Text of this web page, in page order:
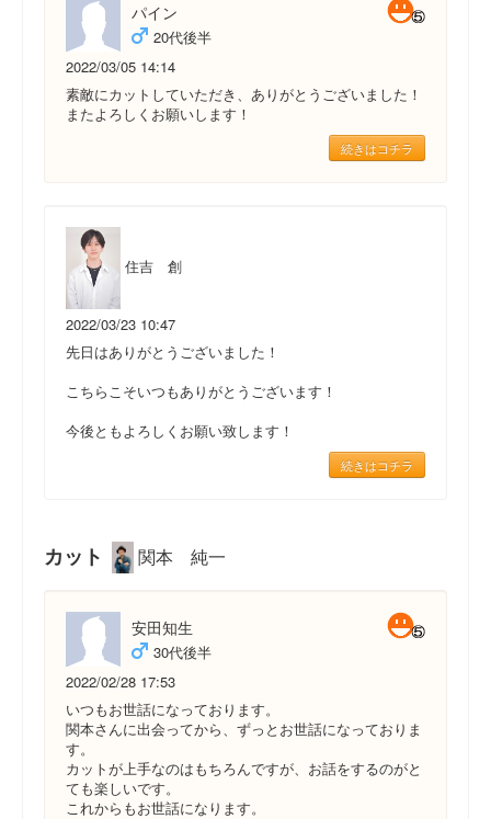
パイン
20代後半
2022/03/05 14:14
素敵にカットしていただき、ありがとうございました！
またよろしくお願いします！
続きはコチラ
住吉 創
2022/03/23 10:47
先日はありがとうございました！
こちらこそいつもありがとうございます！
今後ともよろしくお願い致します！
続きはコチラ
カット 関本 純一
安田知生
30代後半
2022/02/28 17:53
いつもお世話になっております。
関本さんに出会ってから、ずっとお世話になっておりま
す。
カットが上手なのはもちろんですが、お話をするのがと
ても楽しいです。
これからもお世話になります。